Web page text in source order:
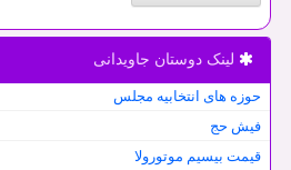
لینک دوستان جاویدانی
حوزه های انتخابیه مجلس
فیش حج
قیمت بیسیم موتورولا